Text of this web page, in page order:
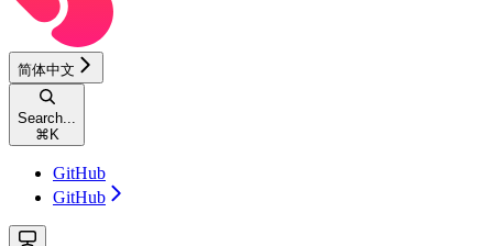
简体中文
Search...
⌘ K
GitHub
GitHub